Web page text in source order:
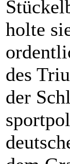
holte
des
der